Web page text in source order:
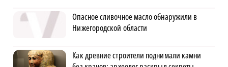
Опасное сливочное масло обнаружили в
Нижегородской области
Как древние строители поднимали камни